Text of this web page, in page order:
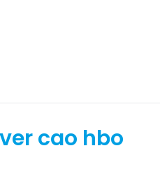
cao hbo